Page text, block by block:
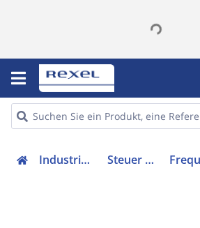
Industriekomponenten Steuer & Regelgeräte